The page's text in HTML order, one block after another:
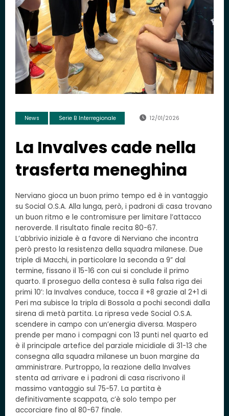
News Serie B Interregionale 12/01/2026
La Invalves cade nella
trasferta meneghina
Nerviano gioca un buon primo tempo ed è in vantaggio
su Social O.S.A. Alla lunga, però, i padroni di casa trovano
un buon ritmo e le contromisure per limitare l’attacco
neroverde. Il risultato finale recita 80-67.
L’abbrivio iniziale è a favore di Nerviano che incontra
però presto la resistenza della squadra milanese. Due
triple di Macchi, in particolare la seconda a 9” dal
termine, fissano il 15-16 con cui si conclude il primo
quarto. Il proseguo della contesa è sulla falsa riga dei
primi 10’: la Invalves conduce, tocca il +8 grazie al 2+1 di
Peri ma subisce la tripla di Bossola a pochi secondi dalla
sirena di metà partita. La ripresa vede Social O.S.A.
scendere in campo con un’energia diversa. Maspero
prende per mano i compagni con 13 punti nel quarto ed
è il principale artefice del parziale micidiale di 31-13 che
consegna alla squadra milanese un buon margine da
amministrare. Purtroppo, la reazione della Invalves
stenta ad arrivare e i padroni di casa riscrivono il
massimo vantaggio sul 75-57. La partita è
definitivamente scappata, c’è solo tempo per
accorciare fino al 80-67 finale.